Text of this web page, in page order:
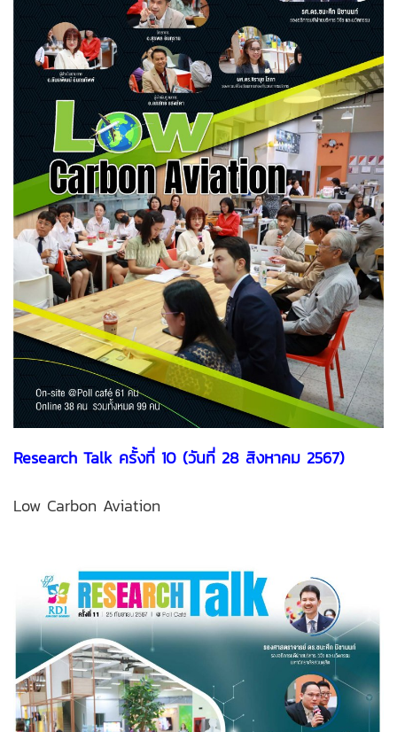
Research Talk ครั้งที่ 10 (วันที่ 28 สิงหาคม 2567)
Low Carbon Aviation